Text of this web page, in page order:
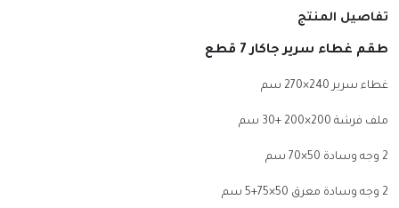
تفاصيل المنتج
طقم غطاء سرير جاكار 7 قطع
غطاء سرير 240×270 سم
ملف فرشة 200×200 +30 سم
2 وجه وسادة 50×70 سم
2 وجه وسادة معرق 50×75+5 سم